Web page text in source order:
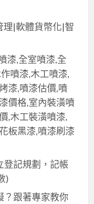
理|軟體貨幣化|智
漆,全室噴漆,全
噴漆,木工噴漆,
漆,噴漆估價,噴
價格,室內裝潢噴
,木工裝潢噴漆,
板黑漆,噴漆刷漆
登記規劃，記帳
)
？跟著專家教你